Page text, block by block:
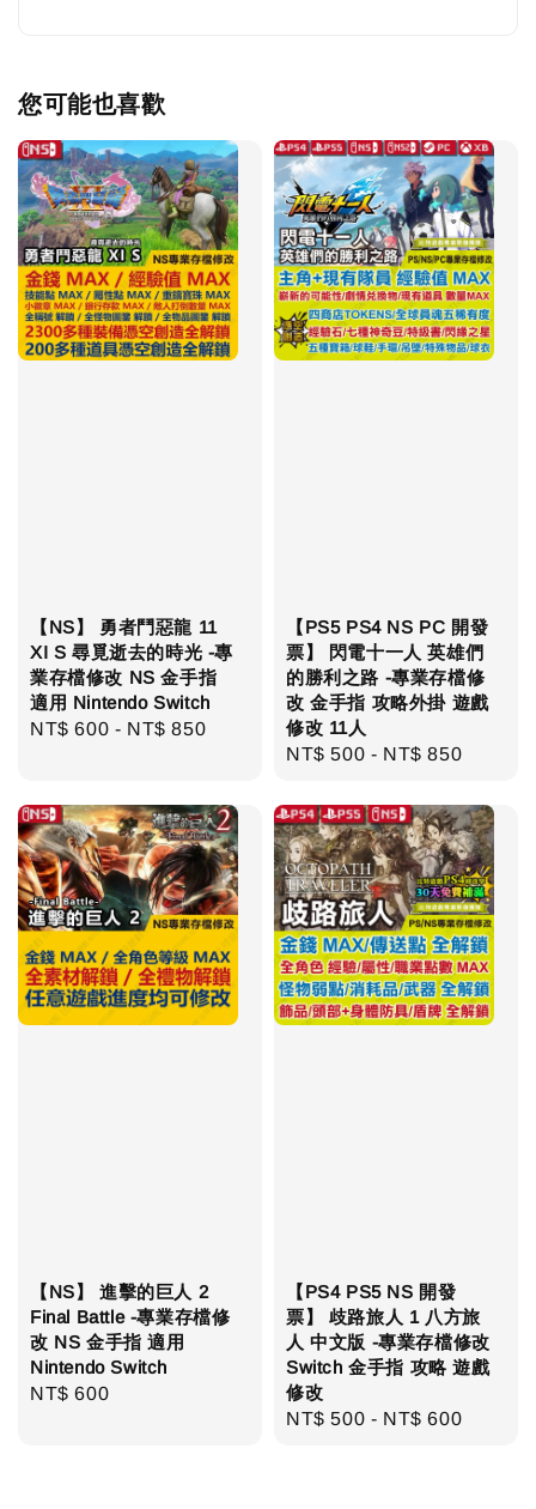
您可能也喜歡
【NS】 勇者鬥惡龍 11
XI S 尋覓逝去的時光 -專
業存檔修改 NS 金手指
適用 Nintendo Switch
Regular
NT$ 600 - NT$ 850
【PS5 PS4 NS PC 開發
票】 閃電十一人 英雄們
的勝利之路 -專業存檔修
改 金手指 攻略外掛 遊戲
修改 11人
Regular
NT$ 500 - NT$ 850
【NS】 進擊的巨人 2
Final Battle -專業存檔修
改 NS 金手指 適用
Nintendo Switch
Regular
NT$ 600
【PS4 PS5 NS 開發
票】 歧路旅人 1 八方旅
人 中文版 -專業存檔修改
Switch 金手指 攻略 遊戲
修改
Regular
NT$ 500 - NT$ 600